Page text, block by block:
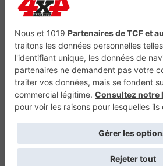
Génération Electrique Génération Sans Permis